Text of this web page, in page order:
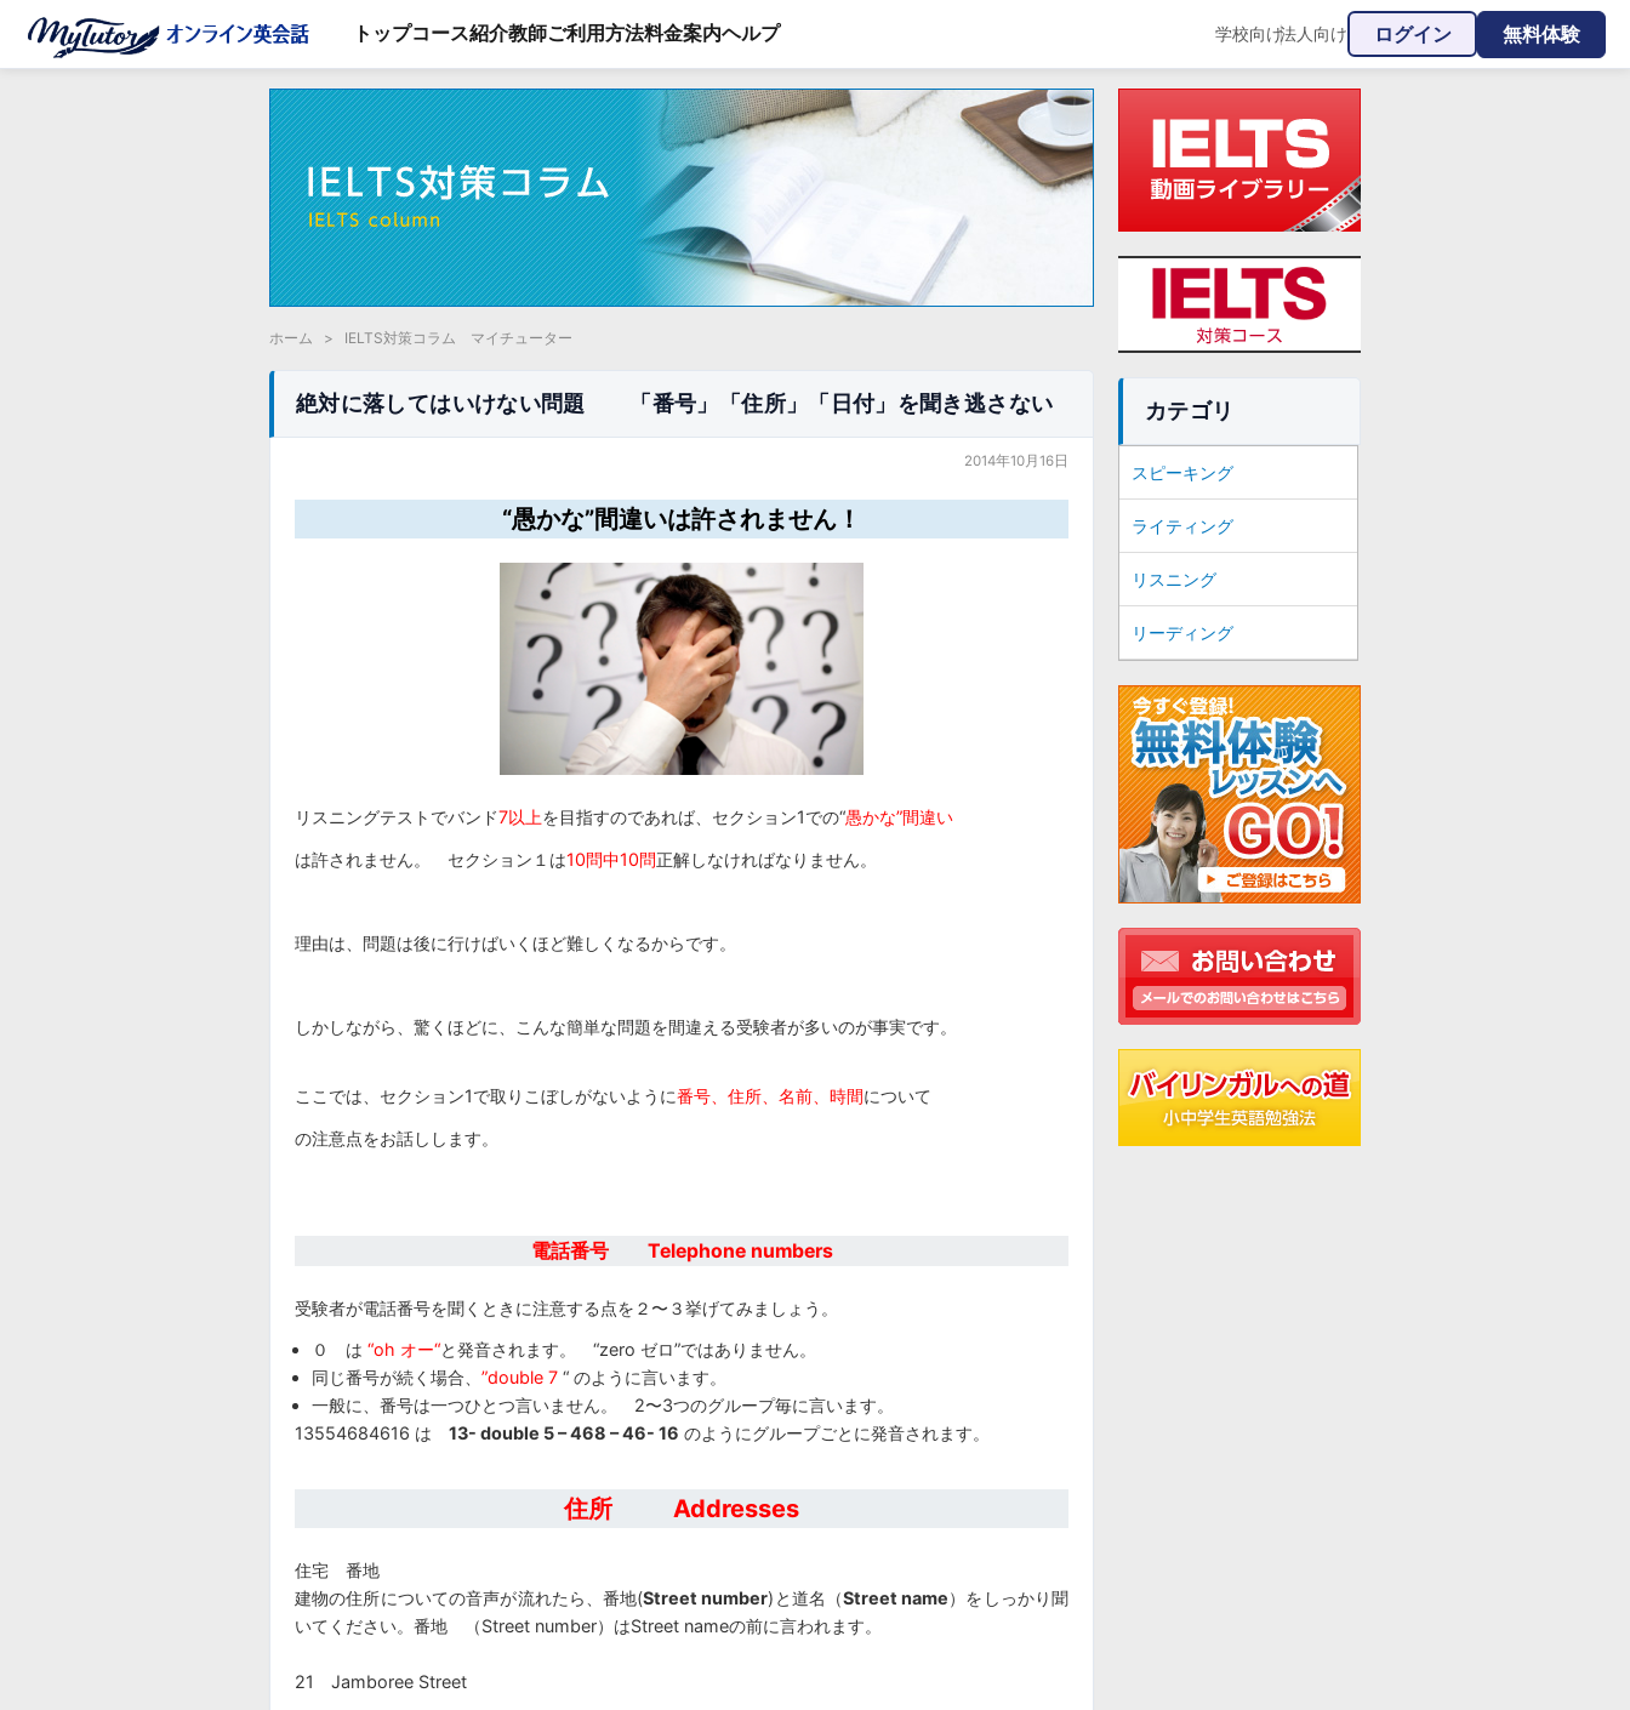
トップコース紹介教師ご利用方法料金案内ヘルプ 学校向け|法人向け ログイン 無料体験
ホーム > IELTS対策コラム マイチューター
絶対に落してはいけない問題 「番号」「住所」「日付」を聞き逃さない
2014年10月16日
“愚かな”間違いは許されません！
リスニングテストでバンド7以上を目指すのであれば、セクション1での“愚かな”間違い
は許されません。 セクション１は10問中10問正解しなければなりません。
理由は、問題は後に行けばいくほど難しくなるからです。
しかしながら、驚くほどに、こんな簡単な問題を間違える受験者が多いのが事実です。
ここでは、セクション1で取りこぼしがないように番号、住所、名前、時間について
の注意点をお話しします。
電話番号 Telephone numbers
受験者が電話番号を聞くときに注意する点を２〜３挙げてみましょう。
０ は“oh オー“と発音されます。 “zero ゼロ”ではありません。
同じ番号が続く場合、”double 7 “ のように言います。
一般に、番号は一つひとつ言いません。 2〜3つのグループ毎に言います。
13554684616 は 13- double 5 – 468 – 46- 16 のようにグループごとに発音されます。
住所 Addresses
住宅 番地
建物の住所についての音声が流れたら、番地(Street number)と道名（Street name）をしっかり聞
いてください。番地 （Street number）はStreet nameの前に言われます。
21 Jamboree Street
カテゴリ
スピーキング
ライティング
リスニング
リーディング